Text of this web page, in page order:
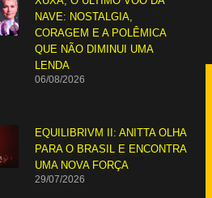
NAVE: NOSTALGIA,
CORAGEM E A POLÊMICA
QUE NÃO DIMINUI UMA
LENDA
06/08/2026
EQUILIBRIVM II: ANITTA OLHA
PARA O BRASIL E ENCONTRA
UMA NOVA FORÇA
29/07/2026